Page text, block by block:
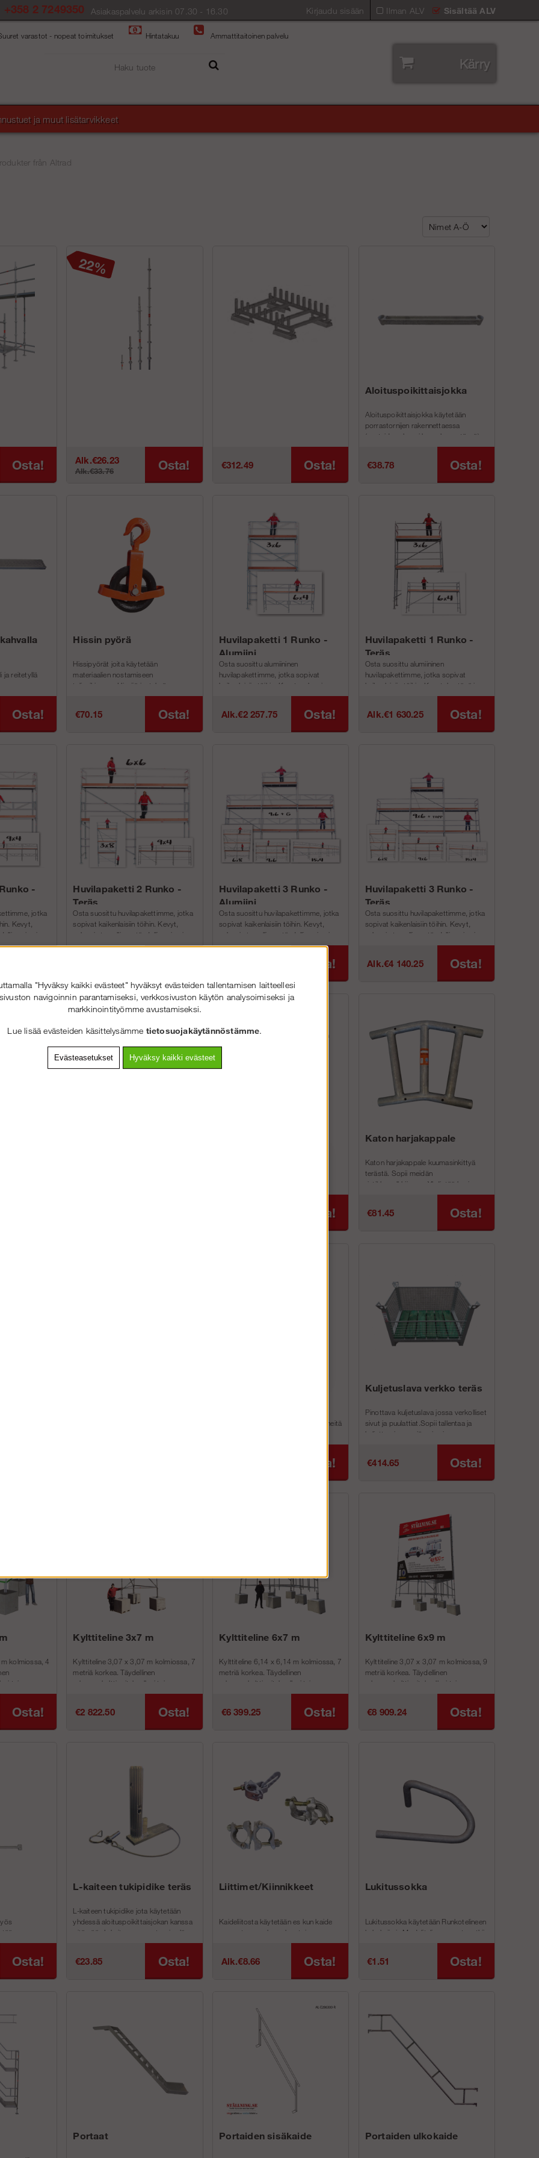
Ilman ALV Sisältää ALV
+358 2 7249350 Asiakaspalvelu arkisin 07.30 - 16.30 Kirjaudu sisään
varastot - nopeat toimitukset Hintatakuu Ammattitaitoinen palvelu
Kärry
ja muut lisätarvikkeet
från Altrad
Osta! Alk.€26.23
Alk.€33.76 Osta! €312.49 Osta!
Aloituspoikittaisjokka
Aloituspoikittaisjokka käytetään
porrastornijen rakennettaessa
(portaiden alempi kannake on tässä).
€38.78 Osta!
ja reitetyllä
Kaksi tasoa
Osta!
Hissin pyörä
Hissipyörät joita käytetään
materiaalien nostamiseen
telineihimme. Hissijärjestelmämme
€70.15 Osta!
Huvilapaketti 1 Runko -
Alumiini
Osta suosittu alumiininen
huvilapakettimme, jotka sopivat
kaikenlaisiin töihin. Kevyt, vahva ja
turvallinen, täydellinen juuri sinun
Alk.€2 257.75 Osta!
Huvilapaketti 1 Runko -
Teräs
Osta suosittu alumiininen
huvilapakettimme, jotka sopivat
kaikenlaisiin töihin. Kevyt, kestävä ja
turvallinen, täydellinen juuri...
Alk.€1 630.25 Osta!
-
jotka
Kevyt,
juuri
Huvilapaketti 2 Runko -
Teräs
Osta suosittu huvilapakettimme, jotka
sopivat kaikenlaisiin töihin. Kevyt,
vahva ja turvallinen, täydellinen juuri
sinun projekteihin!Olem...
Huvilapaketti 3 Runko -
Alumiini
Osta suosittu huvilapakettimme, jotka
sopivat kaikenlaisiin töihin. Kevyt,
vahva ja turvallinen, täydellinen juuri
sinun projekteihin!Olem...
Osta!
Huvilapaketti 3 Runko -
Teräs
Osta suosittu huvilapakettimme, jotka
sopivat kaikenlaisiin töihin. Kevyt,
vahva ja turvallinen, täydellinen juuri
sinun projekteihin!Olem...
Alk.€4 140.25 Osta!
Tämä
tarkoittaa
kaksoispäätykaiteita käytetään sen
Osta!
Katon harjakappale
Katon harjakappale kuumasinkittyä
terästä. Sopii meidän
ristikkopalkkiimme. Yhdistää kasi
€81.45 Osta!
vakiona
1 ja
Konsolit käytetään es leventää telineitä
Osta!
Kuljetuslava verkko teräs
Pinottava kuljetuslava jossa verkolliset
sivut ja puulattiat.Sopii tallentaa ja
kuljetta pienempiä osia sinun
telineisiin. Verkkokoko 50 x...
€414.65 Osta!
kolmiossa, 4
tai
kyltti...
Osta!
Kylttiteline 3x7 m
Kylttiteline 3,07 x 3,07 m kolmiossa, 7
metriä korkea. Täydellinen
rakennuskyltti yrityksellesi tai
laitoksellesi. Täydellinen kyltti...
€2 822.50 Osta!
Kylttiteline 6x7 m
Kylttiteline 6,14 x 6,14 m kolmiossa, 7
metriä korkea. Täydellinen
rakennuskyltti yrityksellesi tai
laitoksellesi. Täydellinen kyltti...
€6 399.25 Osta!
Kylttiteline 6x9 m
Kylttiteline 3,07 x 3,07 m kolmiossa, 9
metriä korkea. Täydellinen
rakennuskyltti yrityksellesi tai
laitoksellesi. Täydellinen kyltti...
€8 909.24 Osta!
sekä
Osta!
L-kaiteen tukipidike teräs
L-kaiteen tukipidike jota käytetään
yhdessä aloituspoikittaisjokan kanssa
pitämään L-kaiteen porrastornin ylä...
€23.85 Osta!
Liittimet/Kiinnikkeet
Kaideliitosta käytetään es kun kaide
asennetaan runkoon kun toinen
Normaaliliitosta/kytkin käytetä&...
Alk.€8.66 Osta!
Lukitussokka
Lukitussokka käytetään Runkotelineen
kehyksiin ja Modulitelineen pystyputkiin
lukitsemaan toisiinsa ja siten
€1.51 Osta!
Portaat Portaiden sisäkaide Portaiden ulkokaide
"Hyväksy kaikki evästeet" hyväksyt evästeiden tallentamisen laitteellesi
navigoinnin parantamiseksi, verkkosivuston käytön analysoimiseksi ja
markkinointityömme avustamiseksi.
Lue lisää evästeiden käsittelysämme tietosuojakäytännöstämme.
Evästeasetukset Hyväksy kaikki evästeet